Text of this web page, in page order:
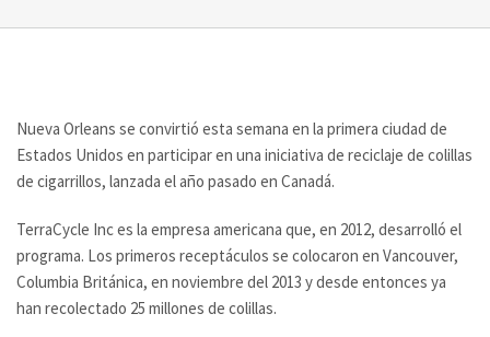
Nueva Orleans se convirtió esta semana en la primera ciudad de
Estados Unidos en participar en una iniciativa de reciclaje de colillas
de cigarrillos, lanzada el año pasado en Canadá.
TerraCycle Inc es la empresa americana que, en 2012, desarrolló el
programa. Los primeros receptáculos se colocaron en Vancouver,
Columbia Británica, en noviembre del 2013 y desde entonces ya
han recolectado 25 millones de colillas.